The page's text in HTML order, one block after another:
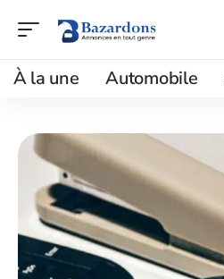
À la une Automobile